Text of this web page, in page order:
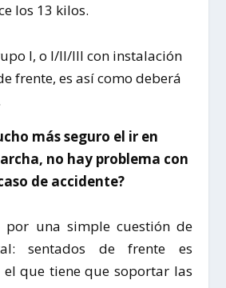
los 13 kilos.
I, o I/II/III con instalación
frente, es así como deberá
más seguro el ir en
no hay problema con
de accidente?
por una simple cuestión de
sentados de frente es
que tiene que soportar las